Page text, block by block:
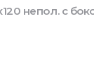
непол. с